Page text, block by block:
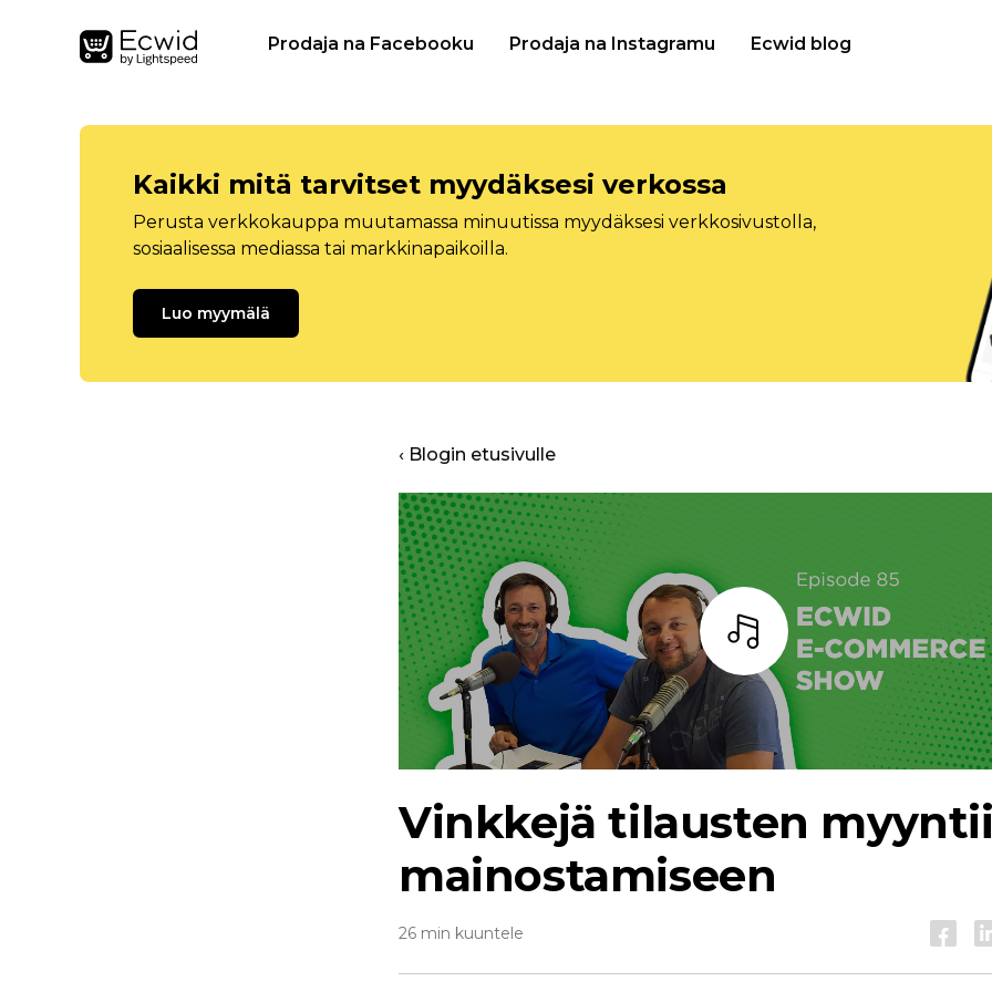
Prodaja na Facebooku Prodaja na Instagramu Ecwid blog
Kaikki mitä tarvitset myydäksesi verkossa
Perusta verkkokauppa muutamassa minuutissa myydäksesi verkkosivustolla,
sosiaalisessa mediassa tai markkinapaikoilla.
Luo myymälä
‹ Blogin etusivulle
Kuuntele
Vinkkejä tilausten
mainostamiseen
26 min kuuntele